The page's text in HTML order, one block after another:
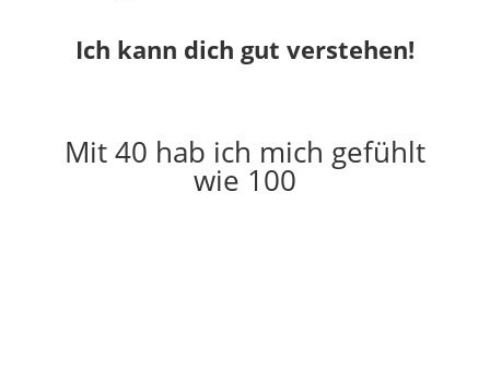
Ich kann dich gut verstehen!
Mit 40 hab ich mich gefühlt
wie 100